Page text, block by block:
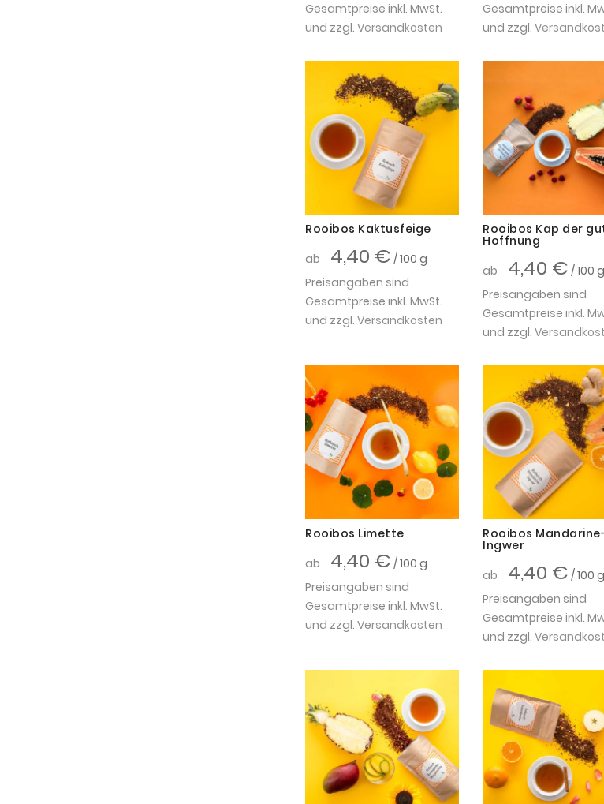
Gesamtpreise inkl. MwSt.
und zzgl. Versandkosten
Gesamtpreise inkl.
und zzgl.
Rooibos Kaktusfeige
ab
4,40 € / 100 g
Preisangaben sind
Gesamtpreise inkl. MwSt.
und zzgl. Versandkosten
Rooibos Kap der
Hoffnung
ab
4,40 € / 100 g
Preisangaben sind
Gesamtpreise inkl.
und zzgl.
Rooibos Limette
ab
4,40 € / 100 g
Preisangaben sind
Gesamtpreise inkl. MwSt.
und zzgl. Versandkosten
Rooibos
Ingwer
ab
4,40 € / 100 g
Preisangaben sind
Gesamtpreise inkl.
und zzgl.